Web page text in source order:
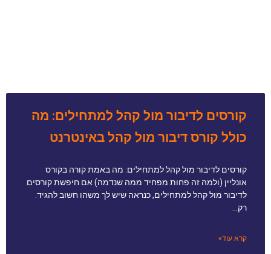
קורסים לדיבור מול קהל למתחילים: מה
כולל קורס דיבור מול קהל באינטרנט
קורסים לדיבור מול קהל למתחילים: מה באמת קורה בקורס
אונליין (ולמה זה פחות מפחיד ממה שנדמה) אם חיפשת קורסים
לדיבור מול קהל למתחילים, כנראה שיש לך משהו חשוב להגיד.
רק…
קרא עוד»